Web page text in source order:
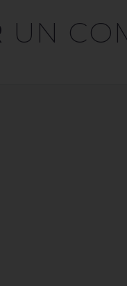
UN